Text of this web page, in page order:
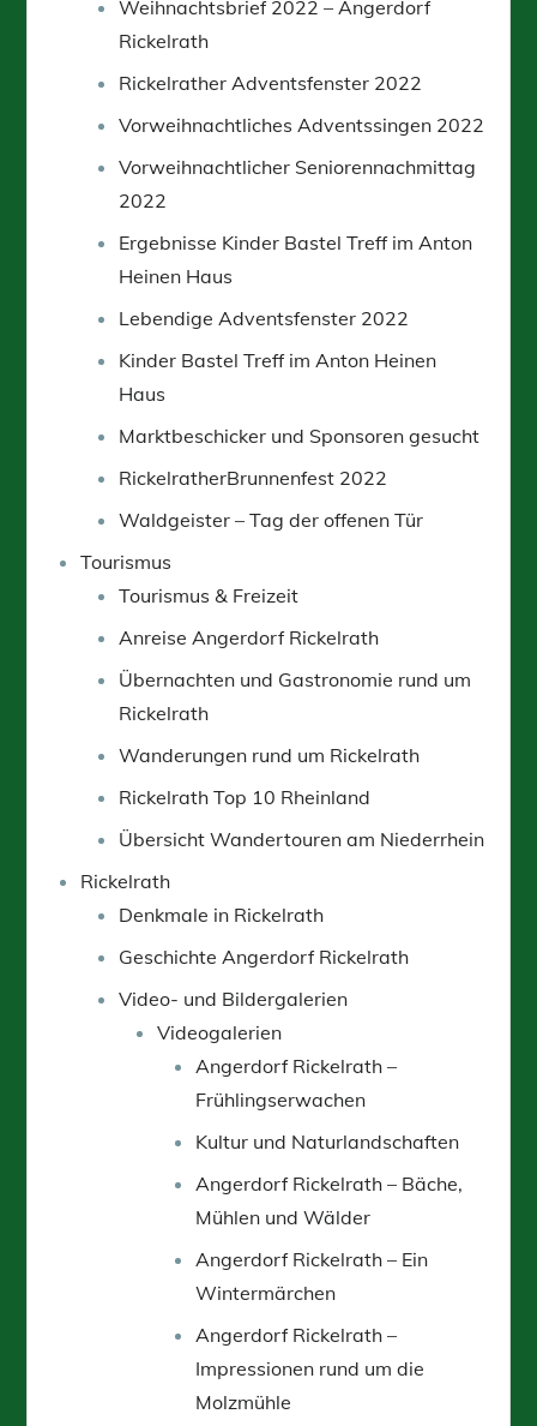
Weihnachtsbrief 2022 – Angerdorf
Rickelrath
Rickelrather Adventsfenster 2022
Vorweihnachtliches Adventssingen 2022
Vorweihnachtlicher Seniorennachmittag
2022
Ergebnisse Kinder Bastel Treff im Anton
Heinen Haus
Lebendige Adventsfenster 2022
Kinder Bastel Treff im Anton Heinen
Haus
Marktbeschicker und Sponsoren gesucht
RickelratherBrunnenfest 2022
Waldgeister – Tag der offenen Tür
Tourismus
Tourismus & Freizeit
Anreise Angerdorf Rickelrath
Übernachten und Gastronomie rund um
Rickelrath
Wanderungen rund um Rickelrath
Rickelrath Top 10 Rheinland
Übersicht Wandertouren am Niederrhein
Rickelrath
Denkmale in Rickelrath
Geschichte Angerdorf Rickelrath
Video- und Bildergalerien
Videogalerien
Angerdorf Rickelrath –
Frühlingserwachen
Kultur und Naturlandschaften
Angerdorf Rickelrath – Bäche,
Mühlen und Wälder
Angerdorf Rickelrath – Ein
Wintermärchen
Angerdorf Rickelrath –
Impressionen rund um die
Molzmühle